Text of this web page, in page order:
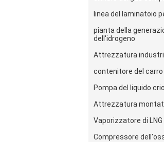
linea del laminatoio
pianta della
dell'idrogeno
Attrezzatura
contenitore del
Pompa del liquido
Attrezzatura
Vaporizzatore di LNG
Compressore